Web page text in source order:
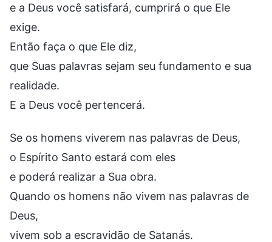
e a Deus você satisfará, cumprirá o que Ele
exige.
Então faça o que Ele diz,
que Suas palavras sejam seu fundamento e sua
realidade.
E a Deus você pertencerá.
Se os homens viverem nas palavras de Deus,
o Espírito Santo estará com eles
e poderá realizar a Sua obra.
Quando os homens não vivem nas palavras de
Deus,
vivem sob a escravidão de Satanás.